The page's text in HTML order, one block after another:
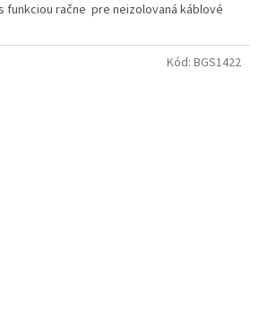
funkciou račne pre neizolovaná káblové
Kód: BGS1422